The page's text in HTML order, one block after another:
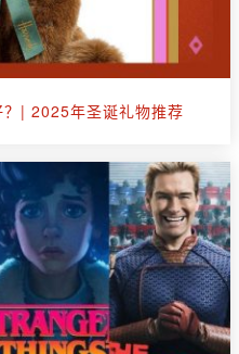
| 2025年圣诞礼物推荐